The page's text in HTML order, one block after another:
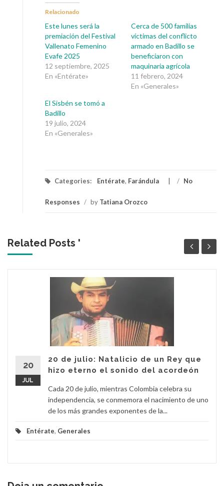
Relacionado
Este lunes será la
premiación del Festival
Vallenato Femenino
Evafe 2025
12 septiembre, 2025
En «Entérate»
Cerca de 500 familias
víctimas del conflicto
armado en Badillo se
beneficiaron con
maquinaria agrícola
11 febrero, 2024
En «Generales»
El Sisbén se tomó a
Badillo
19 julio, 2024
En «Generales»
Categories: Entérate, Farándula / No
Responses / by Tatiana Orozco
Related Posts '
20
JUL
20 de julio: Natalicio de un Rey que
hizo eterno el sonido del acordeón
Cada 20 de julio, mientras Colombia celebra su
independencia, se conmemora el nacimiento de uno
de los más grandes exponentes de la...
Entérate, Generales